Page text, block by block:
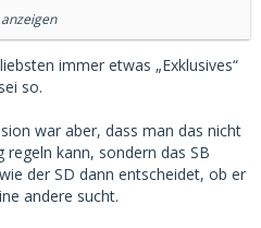
kurze absichtliche Zeit der
Abiturs, der Ausbildung dem
nur selber etwas
Männer hier wissen das
ich, sind nur nicht ehrlich da
den Gutmenschen
immer etwas „Exklusives“
so.
war aber, dass man das nicht
kann, sondern das SB
der SD dann entscheidet, ob er
andere sucht.